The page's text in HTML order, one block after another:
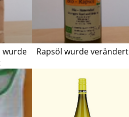
wurde
Rapsöl wurde verändert